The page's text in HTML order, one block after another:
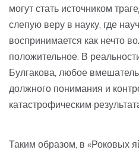
могут стать источником
слепую веру в науку, где
воспринимается как нечто
положительное. В
Булгакова, любое
должного понимания и
катастрофическим
Таким образом, в «Роковых